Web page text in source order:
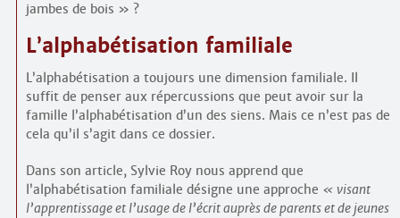
jambes de bois » ?
L’alphabétisation familiale
L’alphabétisation a toujours une dimension familiale. Il
suffit de penser aux répercussions que peut avoir sur la
famille l’alphabétisation d’un des siens. Mais ce n’est pas de
cela qu’il s’agit dans ce dossier.
Dans son article, Sylvie Roy nous apprend que
l’alphabétisation familiale désigne une approche
visant
l’apprentissage et l’usage de l’écrit auprès de parents et de jeunes